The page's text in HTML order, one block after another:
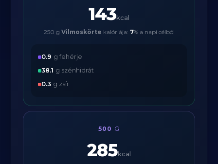
143kcal
250 g Vilmoskörte kalóriája: 7% a napi célból
0.9 g fehérje
38.1 g szénhidrát
0.3 g zsír
500 G
285kcal